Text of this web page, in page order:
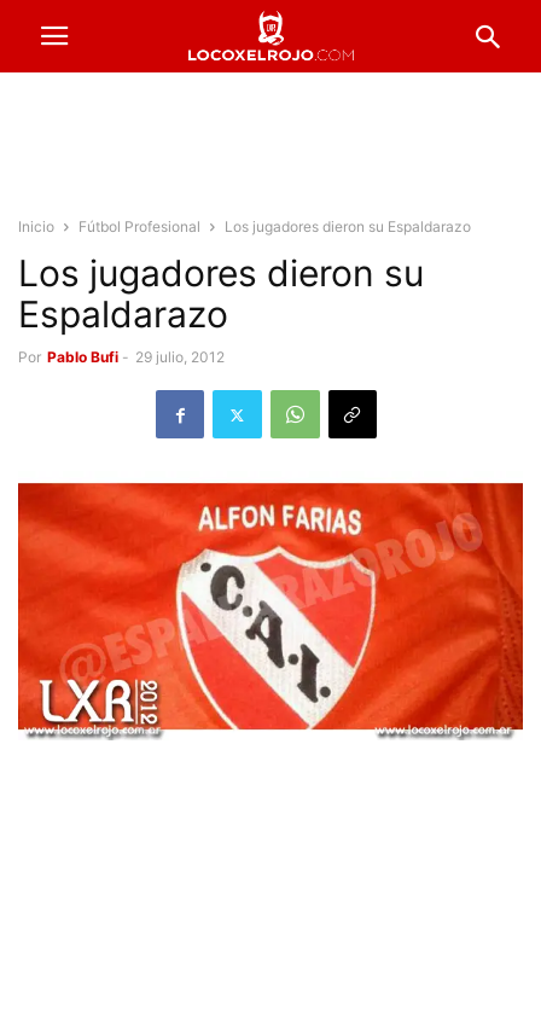
Inicio Fútbol Profesional Los jugadores dieron su Espaldarazo
Los jugadores dieron su
Espaldarazo
Por Pablo Bufi - 29 julio, 2012